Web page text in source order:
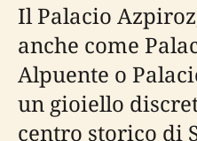
Il Palacio
anche come
Alpuente o
un gioiello
centro storico di